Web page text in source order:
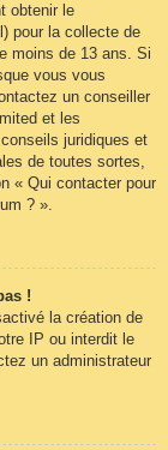
obtenir le
pour la collecte de
moins de 13 ans. Si
vous vous
un conseiller
et les
juridiques et
de toutes sortes,
« Qui contacter pour
? ».
!
la création de
IP ou interdit le
un administrateur